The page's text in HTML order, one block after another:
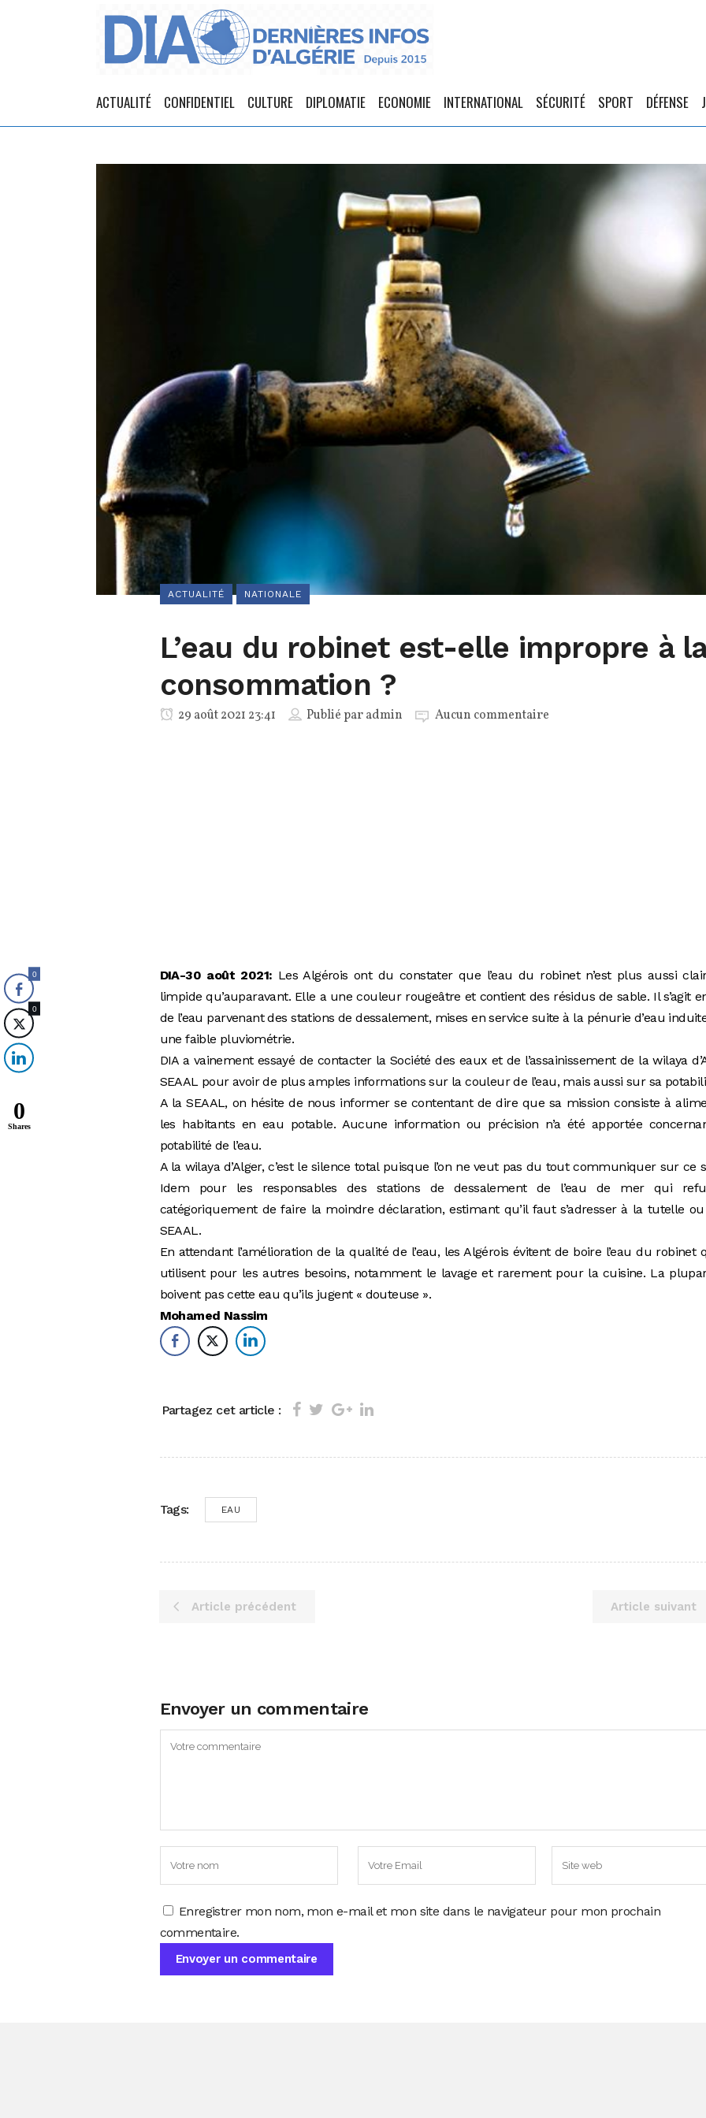
ACTUALITÉ CONFIDENTIEL CULTURE DIPLOMATIE ECONOMIE INTERNATIONAL SÉCURITÉ SPORT DÉFENSE
ACTUALITÉ NATIONALE
L’eau du robinet est-elle impropre à
consommation ?
29 août 2021 23:41 Publié paradmin Aucun commentaire
DIA-30 août 2021: Les Algérois ont du constater que l’eau du robinet n’est plus aussi
limpide qu’auparavant. Elle a une couleur rougeâtre et contient des résidus de sable. Il s’agit
de l’eau parvenant des stations de dessalement, mises en service suite à la pénurie d’eau
une faible pluviométrie.
DIA a vainement essayé de contacter la Société des eaux et de l’assainissement de la wilaya
SEAAL pour avoir de plus amples informations sur la couleur de l’eau, mais aussi sur sa
A la SEAAL, on hésite de nous informer se contentant de dire que sa mission consiste à
les habitants en eau potable. Aucune information ou précision n’a été apportée
potabilité de l’eau.
A la wilaya d’Alger, c’est le silence total puisque l’on ne veut pas du tout communiquer sur ce
Idem pour les responsables des stations de dessalement de l’eau de mer qui
catégoriquement de faire la moindre déclaration, estimant qu’il faut s’adresser à la tutelle
SEAAL.
En attendant l’amélioration de la qualité de l’eau, les Algérois évitent de boire l’eau du robinet
utilisent pour les autres besoins, notamment le lavage et rarement pour la cuisine. La
boivent pas cette eau qu’ils jugent « douteuse ».
Mohamed Nassim
Partagez cet article :
Tags: EAU
Article précédent Article suivant
Envoyer un commentaire
Enregistrer mon nom, mon e-mail et mon site dans le navigateur pour mon prochain
commentaire.
0
0
0
Shares